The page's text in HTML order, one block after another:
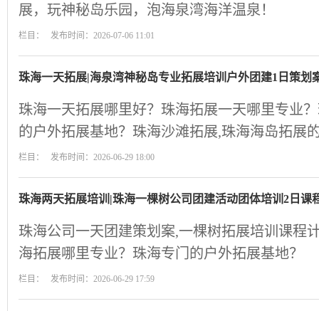
展，玩神秘岛乐园，泡海泉湾海洋温泉！
栏目： 发布时间：2026-07-06 11:01
珠海一天拓展|海泉湾神秘岛专业拓展培训户外团建1日策划
珠海一天拓展哪里好？珠海拓展一天哪里专业
的户外拓展基地？珠海沙滩拓展,珠海海岛拓展
栏目： 发布时间：2026-06-29 18:00
珠海两天拓展培训|珠海一棵树公司团建活动团体培训2日课
珠海公司一天团建策划案,一棵树拓展培训课程
海拓展哪里专业？珠海专门的户外拓展基地？
栏目： 发布时间：2026-06-29 17:59